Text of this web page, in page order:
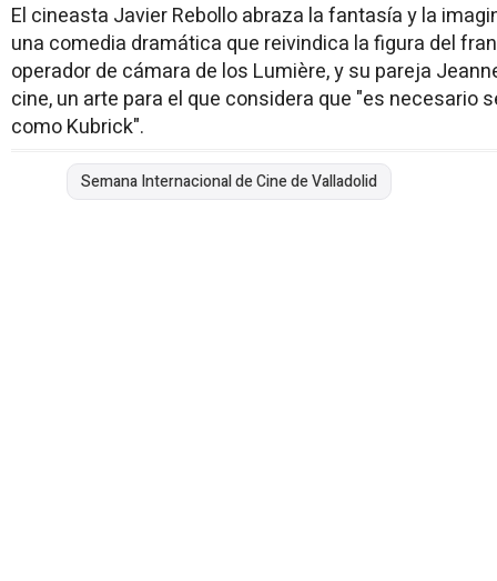
El cineasta Javier Rebollo abraza la fantasía y la
una comedia dramática que reivindica la figura del
operador de cámara de los Lumière, y su pareja
cine, un arte para el que considera que "es necesario
como Kubrick".
Semana Internacional de Cine de Valladolid